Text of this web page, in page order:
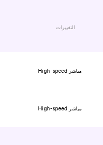
التغييرات
مباشر High-speed
مباشر High-speed